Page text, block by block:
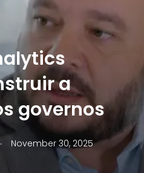
a
governos
.
November 30, 2025